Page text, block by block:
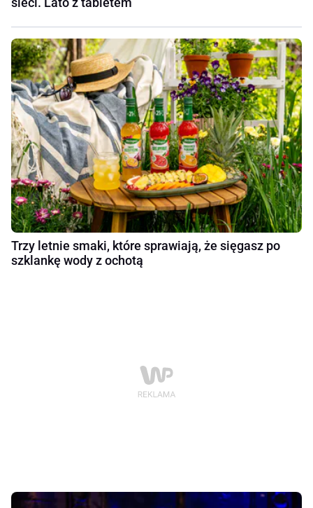
Trzy letnie smaki, które sprawiają, że sięgasz po
szklankę wody z ochotą